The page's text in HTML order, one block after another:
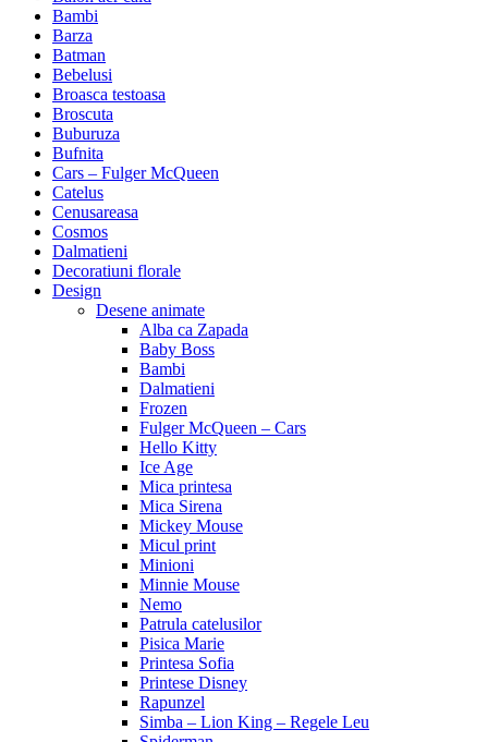
Bambi
Barza
Batman
Bebelusi
Broasca testoasa
Broscuta
Buburuza
Bufnita
Cars – Fulger McQueen
Catelus
Cenusareasa
Cosmos
Dalmatieni
Decoratiuni florale
Design
Desene animate
Alba ca Zapada
Baby Boss
Bambi
Dalmatieni
Frozen
Fulger McQueen – Cars
Hello Kitty
Ice Age
Mica printesa
Mica Sirena
Mickey Mouse
Micul print
Minioni
Minnie Mouse
Nemo
Patrula catelusilor
Pisica Marie
Printesa Sofia
Printese Disney
Rapunzel
Simba – Lion King – Regele Leu